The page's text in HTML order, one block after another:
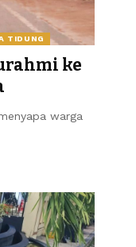
TIDUNG
ke
warga